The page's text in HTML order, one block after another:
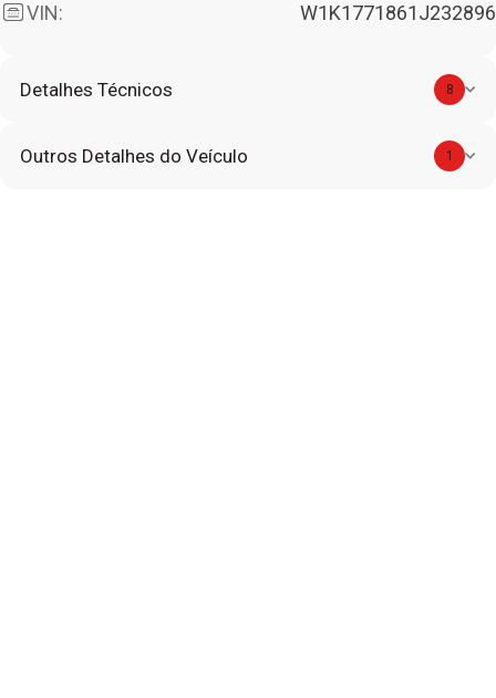
VIN: W1K1771861J232896
Detalhes Técnicos 8
Outros Detalhes do Veículo 1